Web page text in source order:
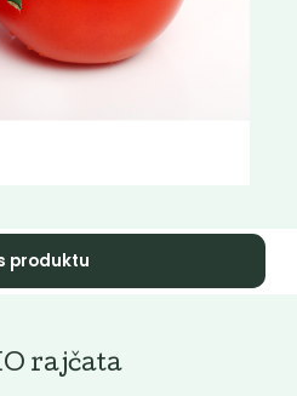
Nebaleno
produktu
rajčata